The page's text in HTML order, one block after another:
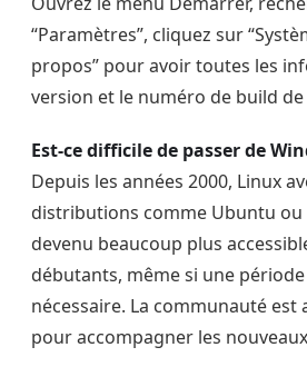
“Paramètres”, cliquez sur
propos” pour avoir toutes les
version et le numéro de build
Est-ce difficile de passer de
Depuis les années 2000, Linux
distributions comme Ubuntu ou
devenu beaucoup plus
débutants, même si une
nécessaire. La communauté est
pour accompagner les